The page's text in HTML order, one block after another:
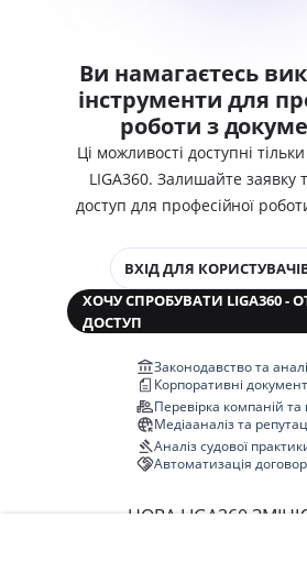
Ви намагаєтесь
інструменти для
роботи з
Ці можливості доступні
LIGA360. Залишайте заявку
доступ для професійної
ВХІД ДЛЯ КОРИСТУВАЧІВ
ХОЧУ СПРОБУВАТИ LIGA360 -
ДОСТУП
Законодавство та
Корпоративні
Перевірка компаній та
Медіааналіз та
Аналіз судової
Автоматизація
НОВА LIGA360